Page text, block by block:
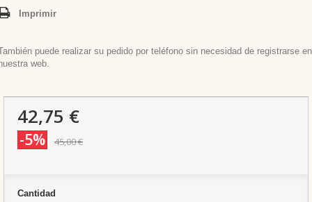
Imprimir
puede realizar su pedido por teléfono sin necesidad de registrarse en
web.
42,75 €
-5% 45,00 €
Cantidad